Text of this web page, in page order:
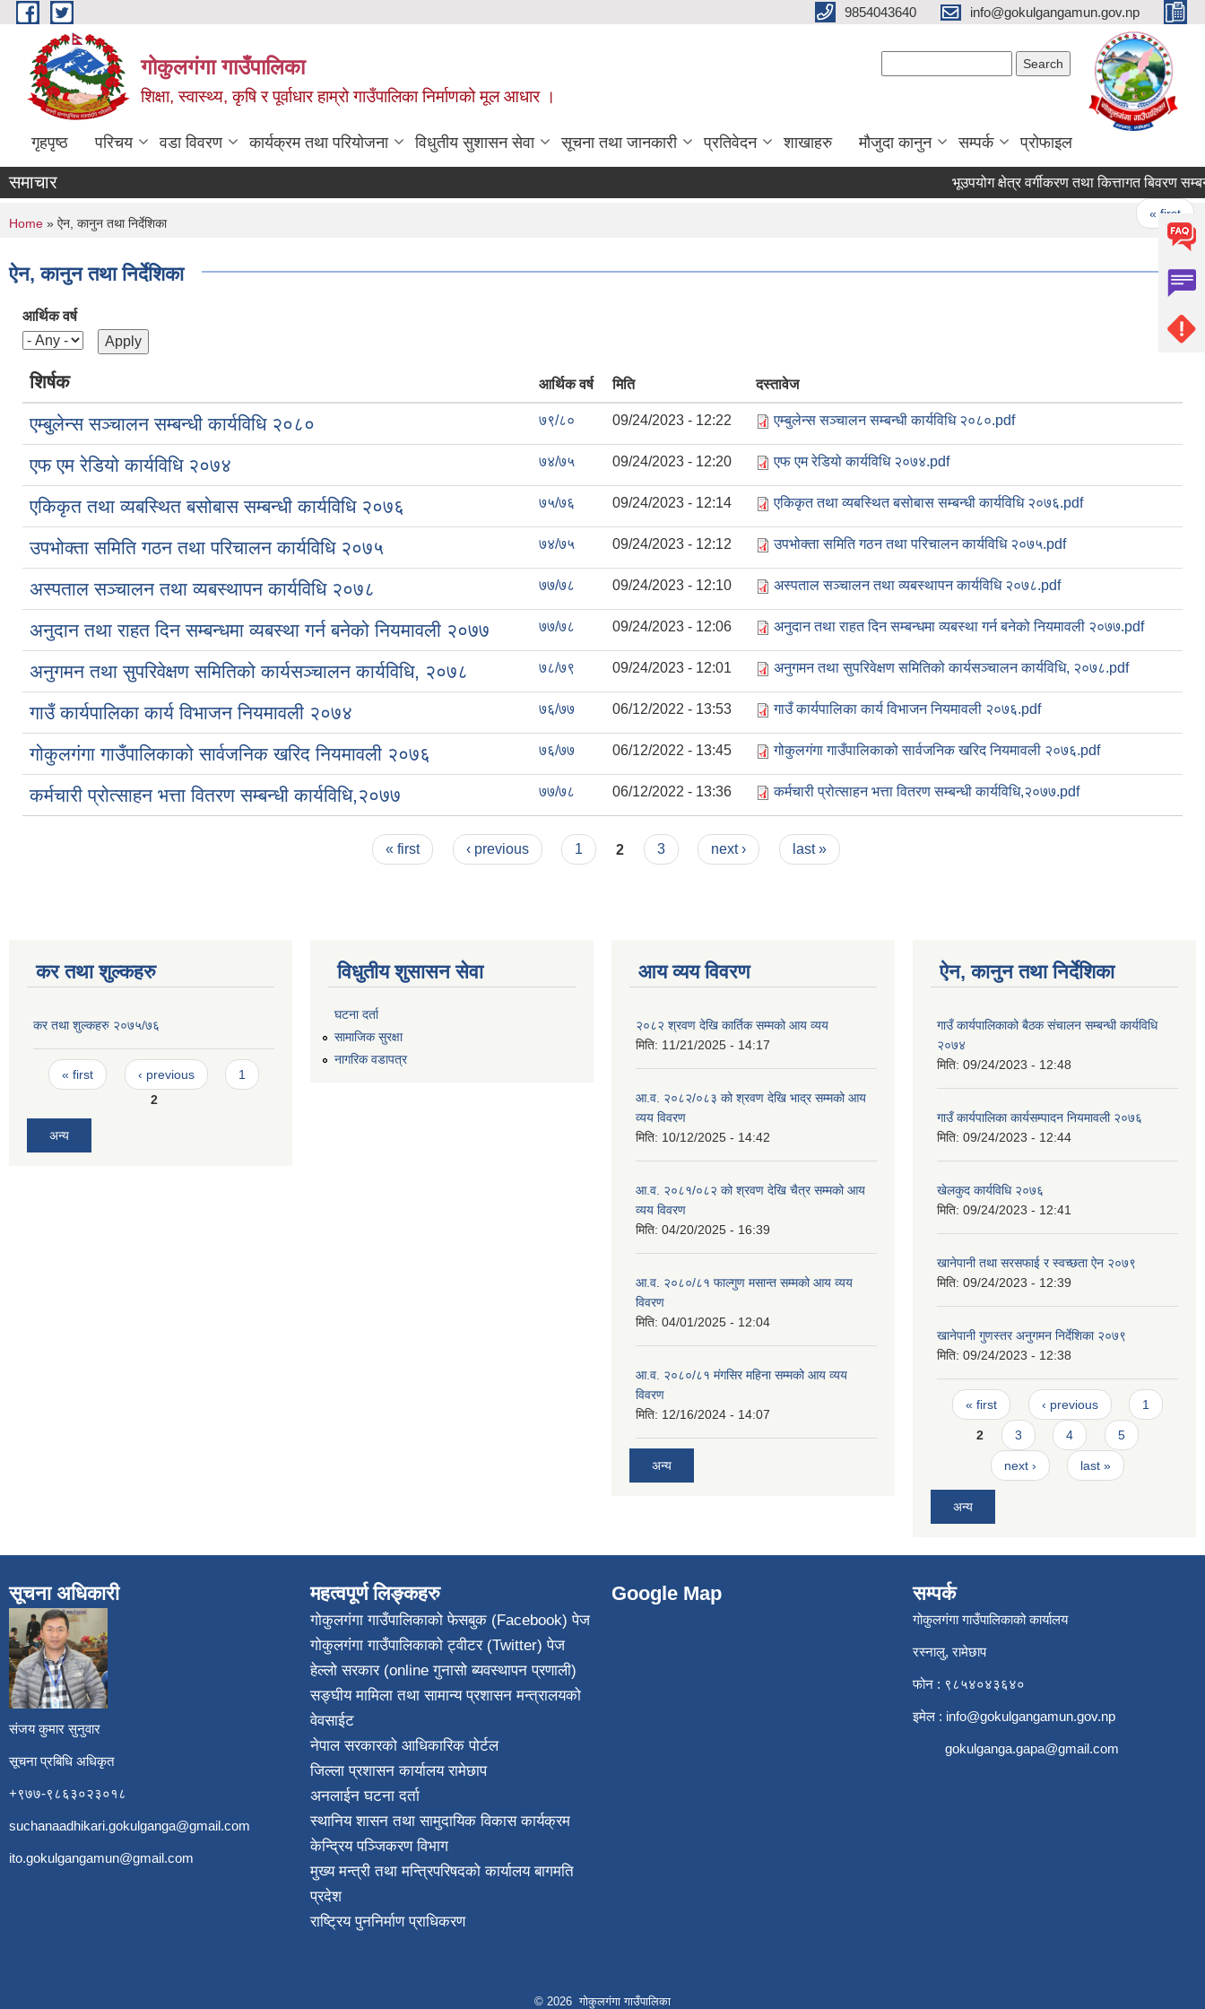
Skip to main content 9854043640 info@gokulgangamun.gov.np
गोकुलगंगा गाउँपालिका
शिक्षा, स्वास्थ्य, कृषि र पूर्वाधार हाम्रो गाउँपालिका निर्माणको मूल आधार ।
गृहपृष्ठ परिचय वडा विवरण कार्यक्रम तथा परियोजना विधुतीय सुशासन सेवा सूचना तथा जानकारी प्रतिवेदन शाखाहरु मौजुदा कानुन सम्पर्क प्रोफाइल
समाचार भूउपयोग क्षेत्र वर्गीकरण तथा कित्तागत बिवरण
« first
You are here
Home » ऐन, कानुन तथा निर्देशिका
ऐन, कानुन तथा निर्देशिका
आर्थिक वर्ष
शिर्षक आर्थिक वर्ष मिति दस्तावेज
एम्बुलेन्स सञ्चालन सम्बन्धी कार्यविधि २०८० ७९/८० 09/24/2023 - 12:22 एम्बुलेन्स सञ्चालन सम्बन्धी कार्यविधि २०८०.pdf
एफ एम रेडियो कार्यविधि २०७४ ७४/७५ 09/24/2023 - 12:20 एफ एम रेडियो कार्यविधि २०७४.pdf
एकिकृत तथा व्यबस्थित बसोबास सम्बन्धी कार्यविधि २०७६ ७५/७६ 09/24/2023 - 12:14 एकिकृत तथा व्यबस्थित बसोबास सम्बन्धी कार्यविधि २०७६.pdf
उपभोक्ता समिति गठन तथा परिचालन कार्यविधि २०७५ ७४/७५ 09/24/2023 - 12:12 उपभोक्ता समिति गठन तथा परिचालन कार्यविधि २०७५.pdf
अस्पताल सञ्चालन तथा व्यबस्थापन कार्यविधि २०७८ ७७/७८ 09/24/2023 - 12:10 अस्पताल सञ्चालन तथा व्यबस्थापन कार्यविधि २०७८.pdf
अनुदान तथा राहत दिन सम्बन्धमा व्यबस्था गर्न बनेको नियमावली २०७७ ७७/७८ 09/24/2023 - 12:06 अनुदान तथा राहत दिन सम्बन्धमा व्यबस्था गर्न बनेको नियमावली २०७७.pdf
अनुगमन तथा सुपरिवेक्षण समितिको कार्यसञ्चालन कार्यविधि, २०७८ ७८/७९ 09/24/2023 - 12:01 अनुगमन तथा सुपरिवेक्षण समितिको कार्यसञ्चालन कार्यविधि, २०७८.pdf
गाउँ कार्यपालिका कार्य विभाजन नियमावली २०७४ ७६/७७ 06/12/2022 - 13:53 गाउँ कार्यपालिका कार्य विभाजन नियमावली २०७६.pdf
गोकुलगंगा गाउँपालिकाको सार्वजनिक खरिद नियमावली २०७६ ७६/७७ 06/12/2022 - 13:45 गोकुलगंगा गाउँपालिकाको सार्वजनिक खरिद नियमावली २०७६.pdf
कर्मचारी प्रोत्साहन भत्ता वितरण सम्बन्धी कार्यविधि,२०७७ ७७/७८ 06/12/2022 - 13:36 कर्मचारी प्रोत्साहन भत्ता वितरण सम्बन्धी कार्यविधि,२०७७.pdf
« first ‹ previous 1 2 3 next › last »
कर तथा शुल्कहरु
कर तथा शुल्कहरु २०७५/७६
Pages
« first ‹ previous
1
2
अन्य
विधुतीय शुसासन सेवा
घटना दर्ता
सामाजिक सुरक्षा
नागरिक वडापत्र
आय व्यय विवरण
२०८२ श्रवण देखि कार्तिक सम्मको आय व्यय
मिति: 11/21/2025 - 14:17
आ.व. २०८२/०८३ को श्रवण देखि भाद्र सम्मको आय
व्यय विवरण
मिति: 10/12/2025 - 14:42
आ.व. २०८१/०८२ को श्रवण देखि चैत्र सम्मको आय
व्यय विवरण
मिति: 04/20/2025 - 16:39
आ.व. २०८०/८१ फाल्गुण मसान्त सम्मको आय व्यय
विवरण
मिति: 04/01/2025 - 12:04
आ.व. २०८०/८१ मंगसिर महिना सम्मको आय व्यय
विवरण
मिति: 12/16/2024 - 14:07
अन्य
ऐन, कानुन तथा निर्देशिका
गाउँ कार्यपालिकाको बैठक संचालन सम्बन्धी कार्यविधि
२०७४
मिति: 09/24/2023 - 12:48
गाउँ कार्यपालिका कार्यसम्पादन नियमावली २०७६
मिति: 09/24/2023 - 12:44
खेलकुद कार्यविधि २०७६
मिति: 09/24/2023 - 12:41
खानेपानी तथा सरसफाई र स्वच्छता ऐन २०७९
मिति: 09/24/2023 - 12:39
खानेपानी गुणस्तर अनुगमन निर्देशिका २०७९
मिति: 09/24/2023 - 12:38
Pages
« first ‹ previous 1
2 3 4 5
next › last »
अन्य
सूचना अधिकारी
संजय कुमार सुनुवार
सूचना प्रबिधि अधिकृत
+९७७-९८६३०२३०१८
suchanaadhikari.gokulganga@gmail.com
ito.gokulgangamun@gmail.com
महत्वपूर्ण लिङ्कहरु
गोकुलगंगा गाउँपालिकाको फेसबुक (Facebook) पेज
गोकुलगंगा गाउँपालिकाको ट्वीटर (Twitter) पेज
हेल्लो सरकार (online गुनासो ब्यवस्थापन प्रणाली)
सङ्घीय मामिला तथा सामान्य प्रशासन मन्त्रालयको
वेवसाईट
नेपाल सरकारको आधिकारिक पोर्टल
जिल्ला प्रशासन कार्यालय रामेछाप
अनलाईन घटना दर्ता
स्थानिय शासन तथा सामुदायिक विकास कार्यक्रम
केन्द्रिय पञ्जिकरण विभाग
मुख्य मन्त्री तथा मन्त्रिपरिषदको कार्यालय बागमति
प्रदेश
राष्ट्रिय पुननिर्माण प्राधिकरण
Google Map सम्पर्क
गोकुलगंगा गाउँपालिकाको कार्यालय
रस्नालु, रामेछाप
फोन : ९८५४०४३६४०
इमेल : info@gokulgangamun.gov.np
gokulganga.gapa@gmail.com
© 2026 गोकुलगंगा गाउँपालिका